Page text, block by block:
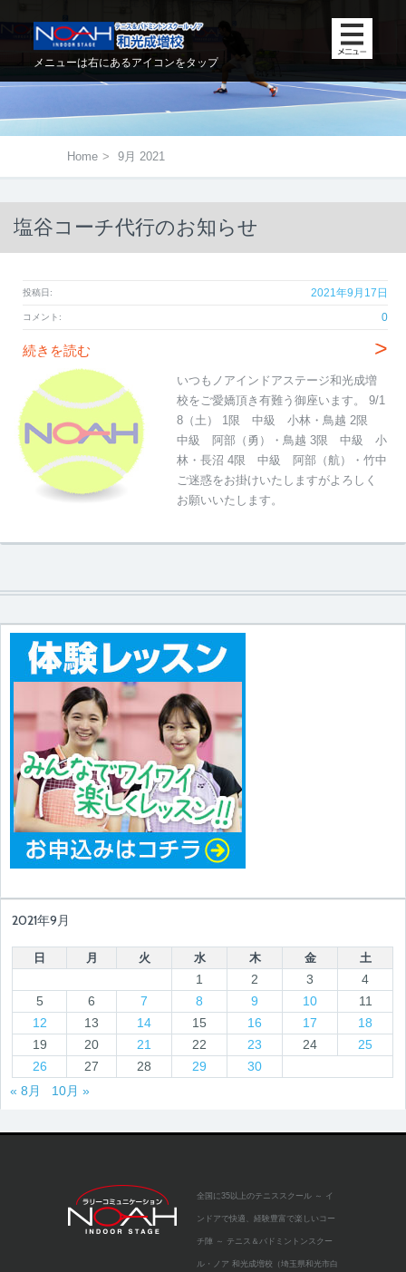
メニューは右にあるアイコンをタップ
Home > 9月 2021
塩谷コーチ代行のお知らせ
投稿日: 2021年9月17日
コメント: 0
続きを読む >
いつもノアインドアステージ和光成増
校をご愛嬌頂き有難う御座います。 9/1
8（土） 1限 中級 小林・鳥越 2限
中級 阿部（勇）・鳥越 3限 中級 小
林・長沼 4限 中級 阿部（航）・竹中
ご迷惑をお掛けいたしますがよろしく
お願いいたします。
2021年9月
日 月 火 水 木 金 土
1 2 3
4
5
6 7 8 9 10
11
12
13 14 15 16 17
18
19
20 21 22 23 24
25
26
27 28 29
30
« 8月
10月 »
全国に35以上のテニススクール ～ イ
ンドアで快適、経験豊富で楽しいコー
チ陣 ～ テニス＆バドミントンスクー
ル・ノア 和光成増校（埼玉県和光市白